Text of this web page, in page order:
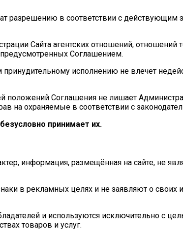
разрешению в соответствии с действующим
Сайта агентских отношений, отношений
Соглашением.
исполнению не влечет
положений Соглашения не лишает
на охраняемые в соответствии с
принимает их.
информация, размещённая на сайте, не
в рекламных целях и не заявляют о своих
и используются исключительно с
товаров и услуг.